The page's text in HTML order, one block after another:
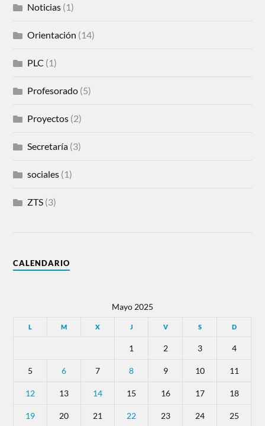
Noticias (1)
Orientación (14)
PLC (1)
Profesorado (5)
Proyectos (2)
Secretaría (3)
sociales (1)
ZTS (3)
CALENDARIO
Mayo 2025
L M X J V S D
1 2 3 4
5 6 7 8 9 10 11
12 13 14 15 16 17 18
19 20 21 22 23 24 25